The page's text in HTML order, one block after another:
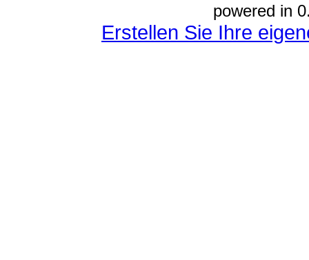
powered in
Erstellen Sie Ihre